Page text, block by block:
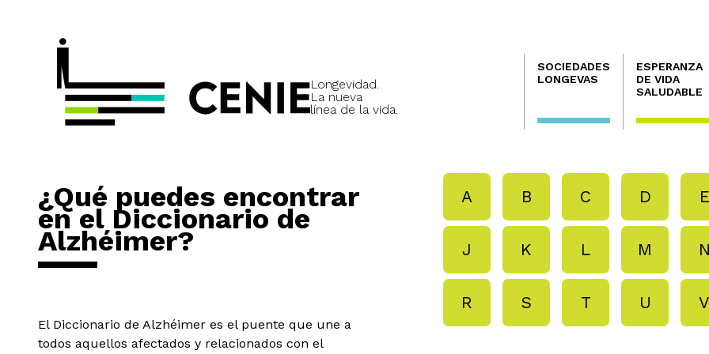
Longevidad.
La nueva
línea de la vida.
Navegación
principal
SOCIEDADES
LONGEVAS
ESPERANZA
DE VIDA
SALUDABLE
¿Qué puedes encontrar
en el Diccionario de
Alzhéimer?
El Diccionario de Alzhéimer es el puente que une a
todos aquellos afectados y relacionados con el
A B C D E
J K L M
R S T U V